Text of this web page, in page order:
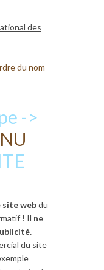
des
du nom
->
site webdu
! Il ne
du site